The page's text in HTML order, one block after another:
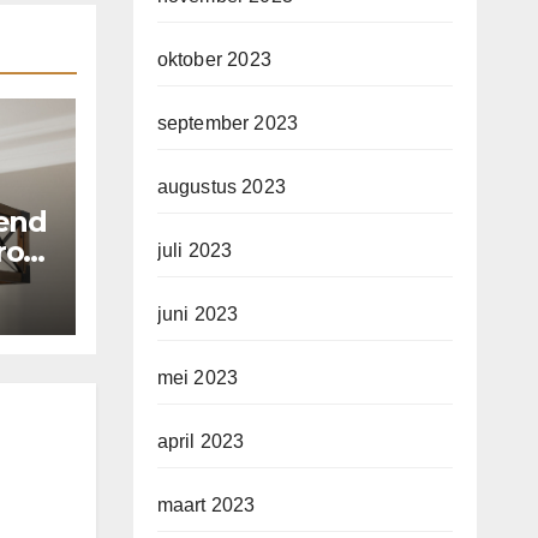
oktober 2023
september 2023
augustus 2023
juli 2023
juni 2023
mei 2023
april 2023
maart 2023